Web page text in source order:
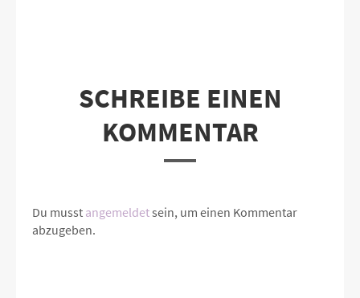
SCHREIBE EINEN
KOMMENTAR
Du musst angemeldetsein, um einen Kommentar
abzugeben.